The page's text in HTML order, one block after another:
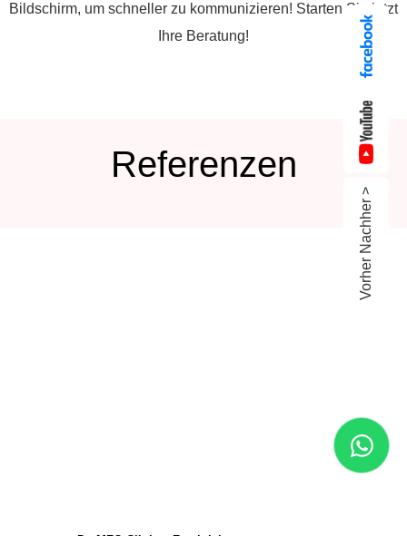
Bildschirm, um schneller zu kommunizieren! Starten Sie jetzt
Ihre Beratung!
Referenzen
Vorher Nachher >